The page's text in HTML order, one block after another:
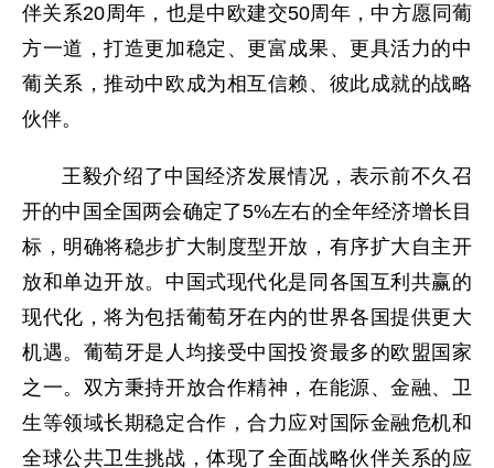
伴关系20周年，也是中欧建交50周年，中方愿同葡
方一道，打造更加稳定、更富成果、更具活力的中
葡关系，推动中欧成为相互信赖、彼此成就的战略
伙伴。
王毅介绍了中国经济发展情况，表示前不久召
开的中国全国两会确定了5%左右的全年经济增长目
标，明确将稳步扩大制度型开放，有序扩大自主开
放和单边开放。中国式现代化是同各国互利共赢的
现代化，将为包括葡萄牙在内的世界各国提供更大
机遇。葡萄牙是人均接受中国投资最多的欧盟国家
之一。双方秉持开放合作精神，在能源、金融、卫
生等领域长期稳定合作，合力应对国际金融危机和
全球公共卫生挑战，体现了全面战略伙伴关系的应